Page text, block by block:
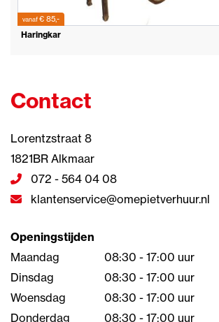
vanaf€ 85,-
Haringkar
Contact
Lorentzstraat 8
1821BR Alkmaar
072 - 564 04 08
klantenservice@omepietverhuur.nl
Openingstijden
Maandag
08:30 - 17:00 uur
Dinsdag
08:30 - 17:00 uur
Woensdag
08:30 - 17:00 uur
Donderdag
08:30 - 17:00 uur